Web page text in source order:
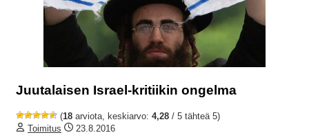
Juutalaisen Israel-kritiikin ongelma
(18 arviota, keskiarvo: 4,28 / 5 tähteä 5)
Toimitus
23.8.2016